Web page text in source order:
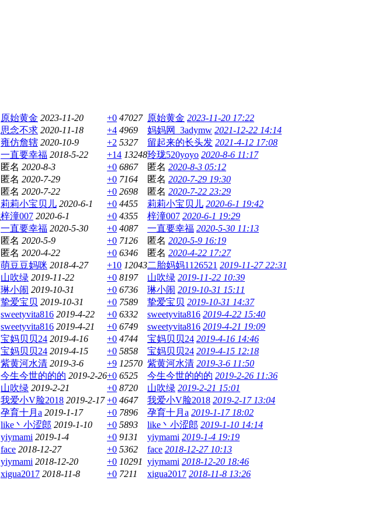
原始黄金 2023-11-20 +0 47027 原始黄金 2023-11-20 17:22
思念不求 2020-11-18 +4 4969 妈妈网_3adymw 2021-12-22 14:14
雍仿詹辖 2020-10-9 +2 5327 留起来的长头发 2021-4-12 17:08
一直要幸福 2018-5-22 +14 13248玲珑520yoyo 2020-8-6 11:17
匿名 2020-8-3 +0 6867 匿名 2020-8-3 05:12
匿名 2020-7-29 +0 7164 匿名 2020-7-29 19:30
匿名 2020-7-22 +0 2698 匿名 2020-7-22 23:29
莉莉小宝贝儿 2020-6-1 +0 4455 莉莉小宝贝儿 2020-6-1 19:42
梓潼007 2020-6-1 +0 4355 梓潼007 2020-6-1 19:29
一直要幸福 2020-5-30 +0 4087 一直要幸福 2020-5-30 11:13
匿名 2020-5-9 +0 7126 匿名 2020-5-9 16:19
匿名 2020-4-22 +0 6346 匿名 2020-4-22 17:27
萌豆豆妈咪 2018-4-27 +10 12043二胎妈妈1126521 2019-11-27 22:31
山吹绿 2019-11-22 +0 8197 山吹绿 2019-11-22 10:39
琳小闹 2019-10-31 +0 6736 琳小闹 2019-10-31 15:11
挚爱宝贝 2019-10-31 +0 7589 挚爱宝贝 2019-10-31 14:37
sweetyvita816 2019-4-22 +0 6332 sweetyvita816 2019-4-22 15:40
sweetyvita816 2019-4-21 +0 6749 sweetyvita816 2019-4-21 19:09
宝妈贝贝24 2019-4-16 +0 4744 宝妈贝贝24 2019-4-16 14:46
宝妈贝贝24 2019-4-15 +0 5858 宝妈贝贝24 2019-4-15 12:18
紫黄河水清 2019-3-6 +9 12570 紫黄河水清 2019-3-6 11:50
今生今世的的的 2019-2-26+0 6525 今生今世的的的 2019-2-26 11:36
山吹绿 2019-2-21 +0 8720 山吹绿 2019-2-21 15:01
我爱小V脸2018 2019-2-17 +0 4647 我爱小V脸2018 2019-2-17 13:04
孕育十月a 2019-1-17 +0 7896 孕育十月a 2019-1-17 18:02
like丶小涩郎 2019-1-10 +0 5893 like丶小涩郎 2019-1-10 14:14
yiymami 2019-1-4 +0 9131 yiymami 2019-1-4 19:19
face 2018-12-27 +0 5362 face 2018-12-27 10:13
yiymami 2018-12-20 +0 10291 yiymami 2018-12-20 18:46
xigua2017 2018-11-8 +0 7211 xigua2017 2018-11-8 13:26